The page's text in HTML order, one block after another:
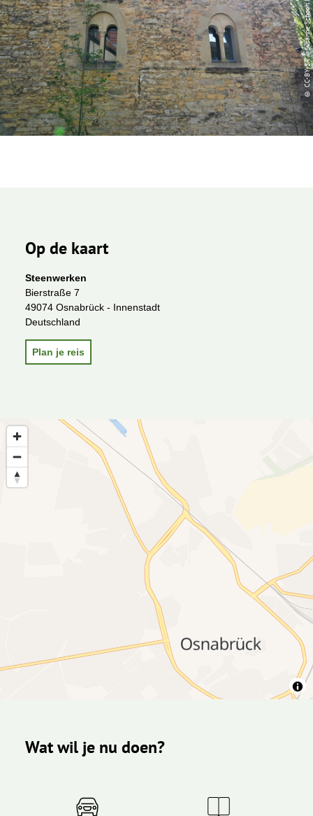
Op de kaart
Steenwerken
Bierstraße 7
49074 Osnabrück - Innenstadt
Deutschland
Plan je reis
Wat wil je nu doen?